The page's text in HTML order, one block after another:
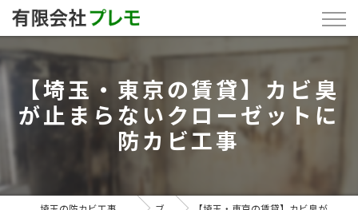
【埼玉・東京の賃貸】カビ臭
が止まらないクローゼットに
防カビ工事